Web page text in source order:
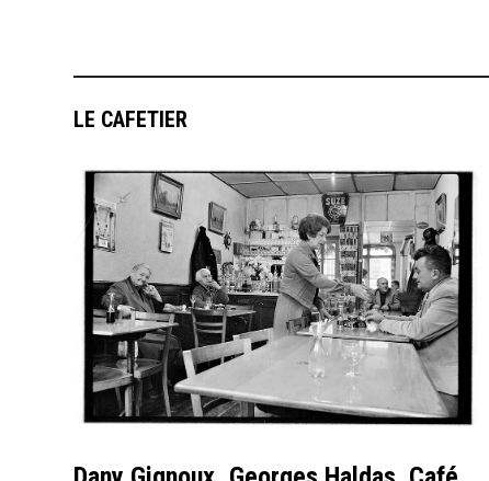
LE CAFETIER